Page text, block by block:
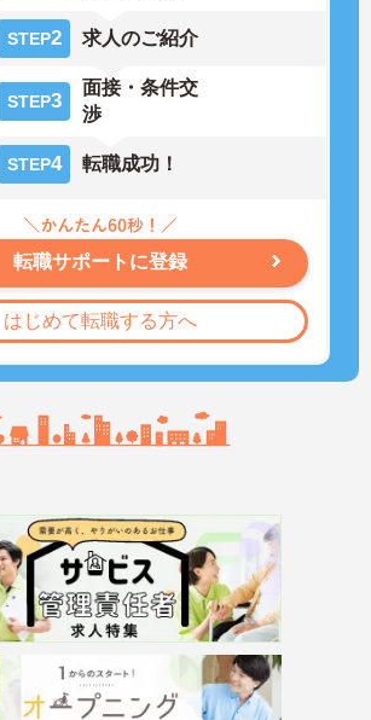
STEP2 求人のご紹介
STEP3
面接・条件交
渉
STEP4 転職成功！
転職サポートに登録
はじめて転職する方へ